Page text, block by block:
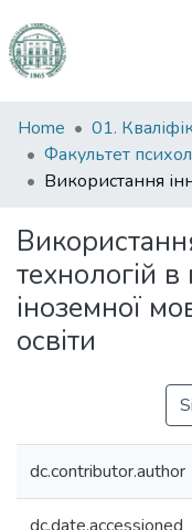
Communities
&
Collections
Statistics
Home
технологій
іноземної
освіти
dc.contributor.author